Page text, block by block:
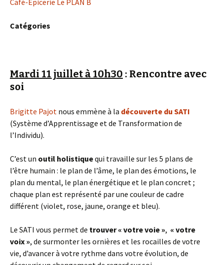
Café-Epicerie Le PLAN B
Catégories
Mardi 11 juillet à 10h30 : Rencontre avec
soi
Brigitte Pajot nous emmène à la découverte du SATI
(Système d’Apprentissage et de Transformation de
l’Individu).
C’est un outil holistiquequi travaille sur les 5 plans de
l’être humain : le plan de l’âme, le plan des émotions, le
plan du mental, le plan énergétique et le plan concret ;
chaque plan est représenté par une couleur de cadre
différent (violet, rose, jaune, orange et bleu).
Le SATI vous permet de trouver « votre voie », « votre
voix », de surmonter les ornières et les rocailles de votre
vie, d’avancer à votre rythme dans votre évolution, de